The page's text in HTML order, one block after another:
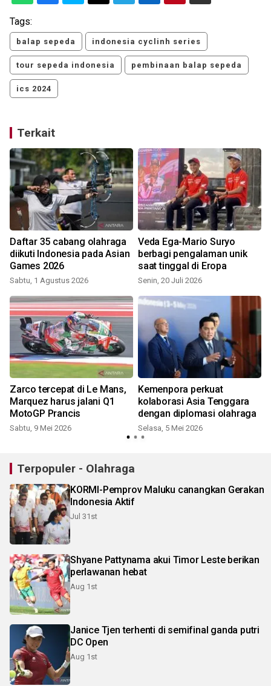
Tags:
balap sepeda indonesia cyclinh series
tour sepeda indonesia pembinaan balap sepeda
ics 2024
Terkait
Daftar 35 cabang olahraga
diikuti Indonesia pada Asian
Games 2026
Sabtu, 1 Agustus 2026
Veda Ega-Mario Suryo
berbagi pengalaman unik
saat tinggal di Eropa
Senin, 20 Juli 2026
Zarco tercepat di Le Mans,
Marquez harus jalani Q1
MotoGP Prancis
Sabtu, 9 Mei 2026
Kemenpora perkuat
kolaborasi Asia Tenggara
dengan diplomasi olahraga
Selasa, 5 Mei 2026
Terpopuler - Olahraga
KORMI-Pemprov Maluku canangkan Gerakan
Indonesia Aktif
Jul 31st
Shyane Pattynama akui Timor Leste berikan
perlawanan hebat
Aug 1st
Janice Tjen terhenti di semifinal ganda putri
DC Open
Aug 1st